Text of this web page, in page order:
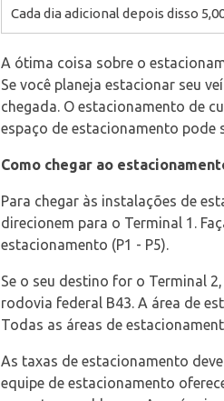
Cada dia adicional depois disso
A ótima coisa sobre o
Se você planeja estacionar seu
chegada. O estacionamento de
espaço de estacionamento pode
Como chegar ao
Para chegar às instalações de
direcionem para o Terminal 1.
estacionamento (P1 - P5).
Se o seu destino for o Terminal
rodovia federal B43. A área de
Todas as áreas de
As taxas de estacionamento
equipe de estacionamento